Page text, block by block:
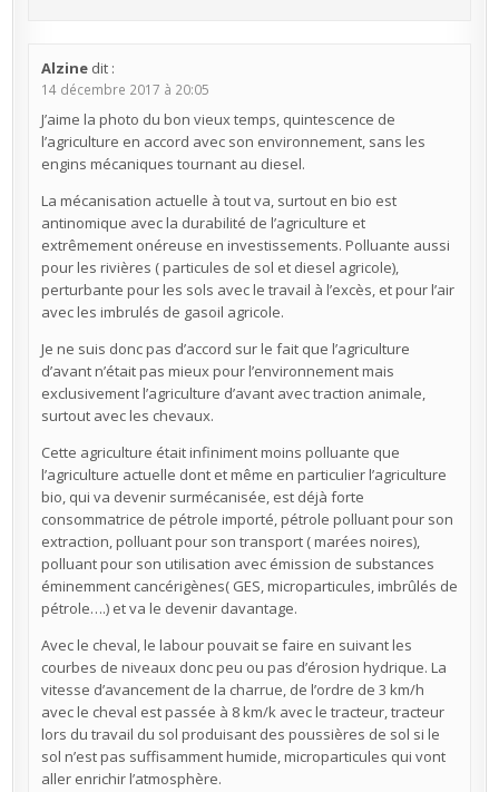
Alzine dit :
14 décembre 2017 à 20:05
J’aime la photo du bon vieux temps, quintescence de
l’agriculture en accord avec son environnement, sans les
engins mécaniques tournant au diesel.
La mécanisation actuelle à tout va, surtout en bio est
antinomique avec la durabilité de l’agriculture et
extrêmement onéreuse en investissements. Polluante aussi
pour les rivières ( particules de sol et diesel agricole),
perturbante pour les sols avec le travail à l’excès, et pour l’air
avec les imbrulés de gasoil agricole.
Je ne suis donc pas d’accord sur le fait que l’agriculture
d’avant n’était pas mieux pour l’environnement mais
exclusivement l’agriculture d’avant avec traction animale,
surtout avec les chevaux.
Cette agriculture était infiniment moins polluante que
l’agriculture actuelle dont et même en particulier l’agriculture
bio, qui va devenir surmécanisée, est déjà forte
consommatrice de pétrole importé, pétrole polluant pour son
extraction, polluant pour son transport ( marées noires),
polluant pour son utilisation avec émission de substances
éminemment cancérigènes( GES, microparticules, imbrûlés de
pétrole….) et va le devenir davantage.
Avec le cheval, le labour pouvait se faire en suivant les
courbes de niveaux donc peu ou pas d’érosion hydrique. La
vitesse d’avancement de la charrue, de l’ordre de 3 km/h
avec le cheval est passée à 8 km/k avec le tracteur, tracteur
lors du travail du sol produisant des poussières de sol si le
sol n’est pas suffisamment humide, microparticules qui vont
aller enrichir l’atmosphère.